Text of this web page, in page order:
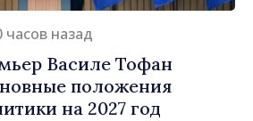
часов назад
Василе Тофан
положения
на 2027 год